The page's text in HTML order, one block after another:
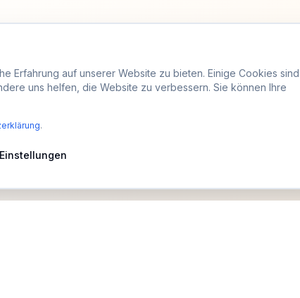
Erfahrung auf unserer Website zu bieten. Einige Cookies
uns helfen, die Website zu verbessern. Sie können Ihre
.
Einstellungen